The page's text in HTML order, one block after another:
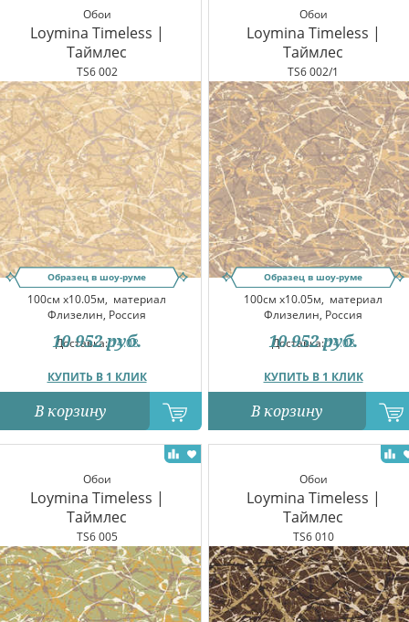
Обои
Loymina Timeless |
Таймлес
TS6 002
Образец в шоу-руме
100см x10.05м, материал
Флизелин, Россия
Доставка:14.08
КУПИТЬ В 1 КЛИК
10 952 руб.
В корзину
Обои
Loymina Timeless |
Таймлес
TS6 002/1
Образец в шоу-руме
100см x10.05м, материал
Флизелин, Россия
Доставка:14.08
КУПИТЬ В 1 КЛИК
10 952 руб.
В корзину
Обои
Loymina Timeless |
Таймлес
TS6 005
Обои
Loymina Timeless |
Таймлес
TS6 010